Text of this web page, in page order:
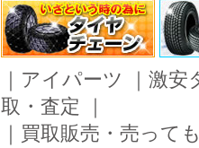
｜ アイパーツ ｜ 激安
取・査定 ｜
｜ 買取販売・売って